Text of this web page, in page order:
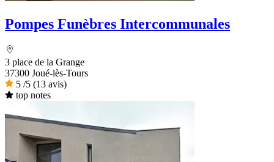
Pompes Funèbres Intercommunales
3 place de la Grange
37300 Joué-lès-Tours
5 /5 (13 avis)
top notes